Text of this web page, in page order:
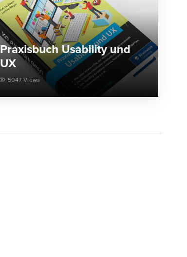
Praxisbuch Usability und
UX
5047 Views